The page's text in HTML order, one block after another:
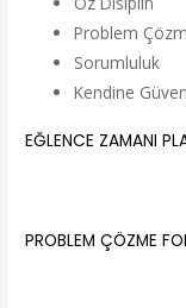
Problem
Sorumluluk
Kendine Güven
EĞLENCE ZAMANI
PROBLEM ÇÖZME